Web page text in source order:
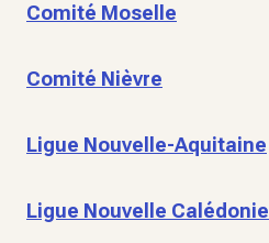
Comité Moselle
Comité Nièvre
Ligue Nouvelle-Aquitaine
Ligue Nouvelle Calédonie